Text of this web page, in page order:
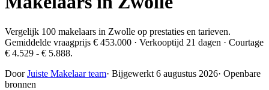
Vergelijk 100 makelaars in Zwolle op prestaties en tarieven.
Gemiddelde vraagprijs € 453.000 · Verkooptijd 21 dagen · Courtage
€ 4.529 - € 5.888.
DoorJuiste Makelaar team· Bijgewerkt 6 augustus 2026· Openbare
bronnen